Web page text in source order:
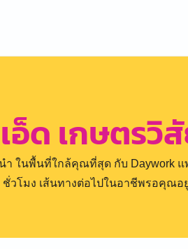
อ็ด เกษตรวิ
ในพื้นที่ใกล้คุณที่สุด กับ Daywork
ชั่วโมง เส้นทางต่อไปในอาชีพรอคุณอ